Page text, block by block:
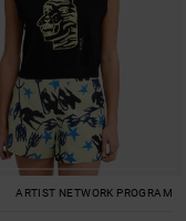
ARTIST NETWORK PROGRAM